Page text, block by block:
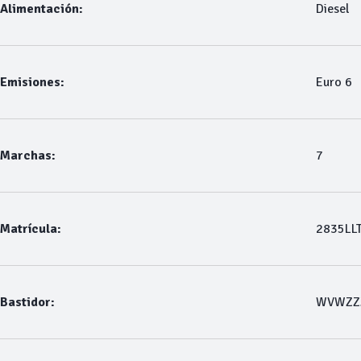
Alimentación: Diesel
Emisiones: Euro 6
Marchas: 7
Matrícula:
Bastidor: